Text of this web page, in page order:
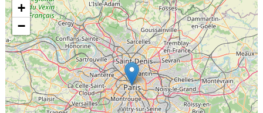
+
−